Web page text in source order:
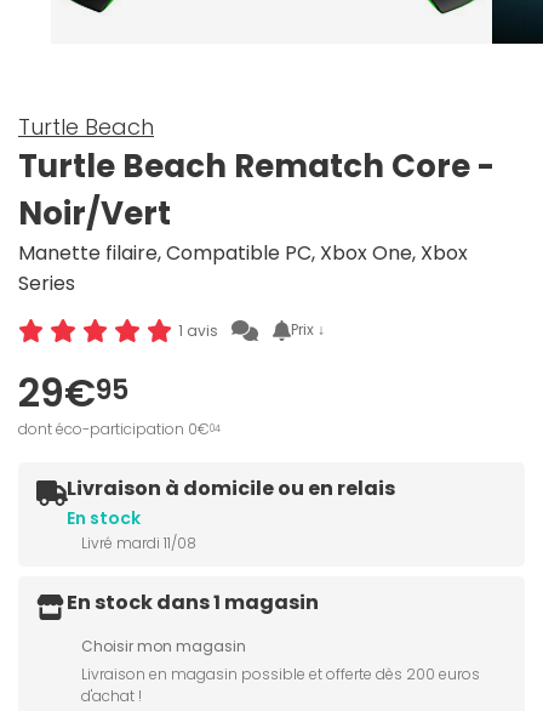
Turtle Beach
Turtle Beach Rematch Core -
Noir/Vert
Manette filaire, Compatible PC, Xbox One, Xbox
Series
1 avis Prix ↓
29€95
dont éco-participation 0€04
Livraison à domicile ou en relais
En stock
Livré mardi 11/08
En stock dans 1 magasin
Choisir mon magasin
Livraison en magasin possible et offerte dès 200 euros
d'achat !